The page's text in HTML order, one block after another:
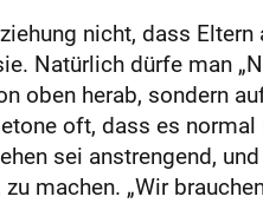
nicht, dass
Natürlich dürfe man
oben herab, sondern
oft, dass es
sei anstrengend,
machen. „Wir